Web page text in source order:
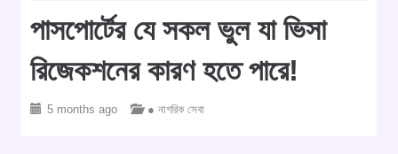
পাসপোর্টের যে সকল ভুল যা ভিসা
রিজেকশনের কারণ হতে পারে!
5 months ago ● নাগরিক সেবা